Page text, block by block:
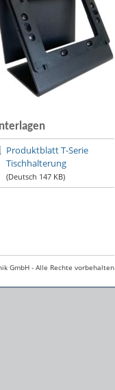
Produktblatt T-Serie
Tischhalterung
(Deutsch 147 KB)
GmbH - Alle Rechte vorbehalten